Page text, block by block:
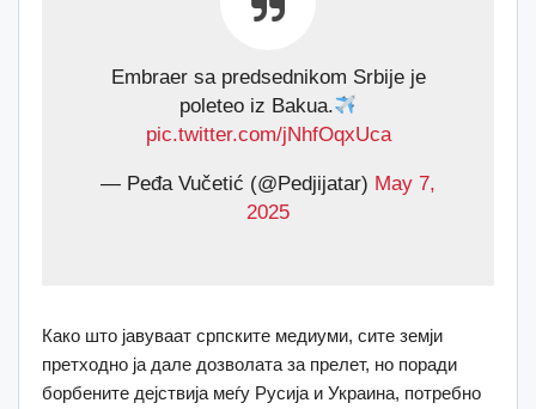
Embraer sa predsednikom Srbije je
poleteo iz Bakua.
pic.twitter.com/jNhfOqxUca
— Peđa Vučetić (@Pedjijatar) May 7,
2025
Како што јавуваат српските медиуми, сите земји
претходно ја дале дозволата за прелет, но поради
борбените дејствија меѓу Русија и Украина, потребно